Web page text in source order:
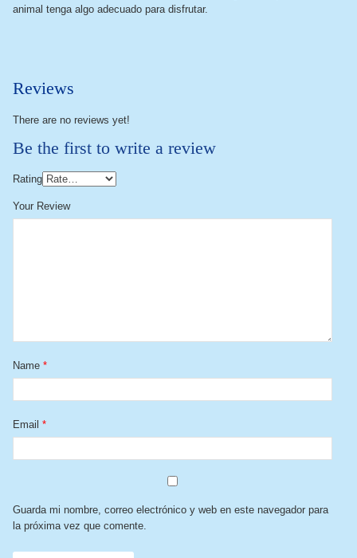
animal tenga algo adecuado para disfrutar.
Reviews
There are no reviews yet!
Be the first to write a review
Rating
Your Review
Name *
Email *
Guarda mi nombre, correo electrónico y web en este navegador para
la próxima vez que comente.